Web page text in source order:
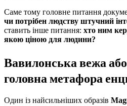
Саме тому головне питання
чи потрібен людству штучний
ставить інше питання: хто ним
якою ціною для людини?
Вавилонська вежа
головна метафора
Один із найсильніших образів